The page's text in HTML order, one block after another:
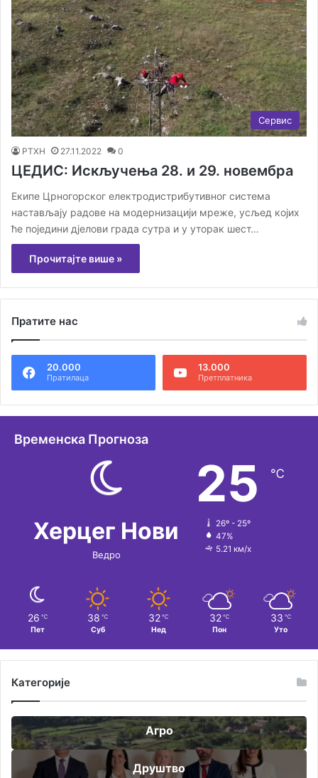
Сервис
РТХН 27.11.2022 0
ЦЕДИС: Искључења 28. и 29. новембра
Екипе Црногорског електродистрибутивног система
настављају радове на модернизацији мреже, усљед којих
ће поједини дјелови града сутра и у уторак шест…
Прочитајте више »
Пратите нас
20.000
Пратилаца
13.000
Претплатника
Временска Прогноза
Херцег Нови
Ведро
25 ℃
26º - 25º
47%
5.21 км/х
26 ℃
Пет
38 ℃
Суб
32 ℃
Нед
32 ℃
Пон
33 ℃
Уто
Категорије
Агро
Друштво